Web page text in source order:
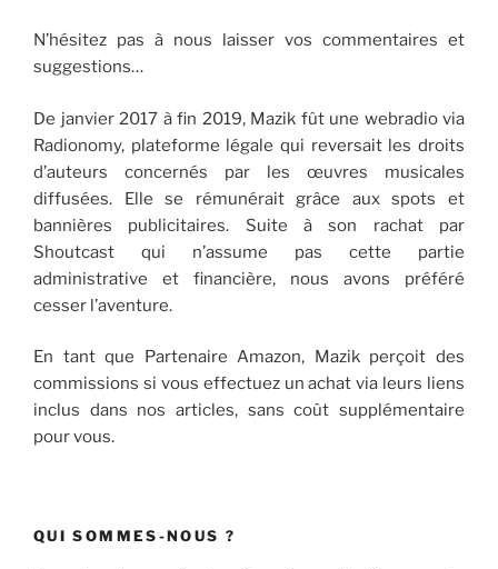
N’hésitez pas à nous laisser vos commentaires et
suggestions…
De janvier 2017 à fin 2019, Mazik fût une webradio via
Radionomy, plateforme légale qui reversait les droits
d’auteurs concernés par les œuvres musicales
diffusées. Elle se rémunérait grâce aux spots et
bannières publicitaires. Suite à son rachat par
Shoutcast qui n’assume pas cette partie
administrative et financière, nous avons préféré
cesser l’aventure.
En tant que Partenaire Amazon, Mazik perçoit des
commissions si vous effectuez un achat via leurs liens
inclus dans nos articles, sans coût supplémentaire
pour vous.
QUI SOMMES-NOUS ?